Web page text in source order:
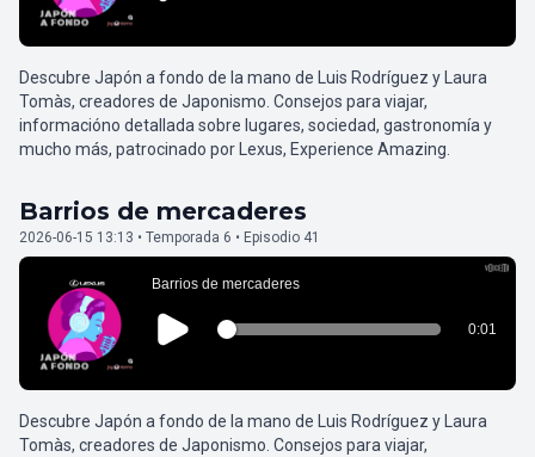
Descubre Japón a fondo de la mano de Luis Rodríguez y Laura
Tomàs, creadores de Japonismo. Consejos para viajar,
informacióno detallada sobre lugares, sociedad, gastronomía y
mucho más, patrocinado por Lexus, Experience Amazing.
Barrios de mercaderes
2026-06-15 13:13 • Temporada 6 • Episodio 41
Descubre Japón a fondo de la mano de Luis Rodríguez y Laura
Tomàs, creadores de Japonismo. Consejos para viajar,